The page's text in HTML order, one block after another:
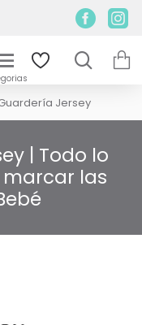
Jersey
| Todo lo
las